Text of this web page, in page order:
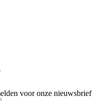
voor onze nieuwsbrief